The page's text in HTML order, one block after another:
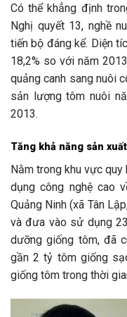
Có thể khẳng định
Nghị quyết 13, nghề
tiến bộ đáng kể. Diện
18,2% so với năm
quảng canh sang nuôi
sản lượng tôm nuôi
2013.
Tăng khả năng sản
Nằm trong khu vực
dụng công nghệ cao
Quảng Ninh (xã Tân
và đưa vào sử dụng
dưỡng giống tôm, đã
gần 2 tỷ tôm giống
giống tôm trong thời